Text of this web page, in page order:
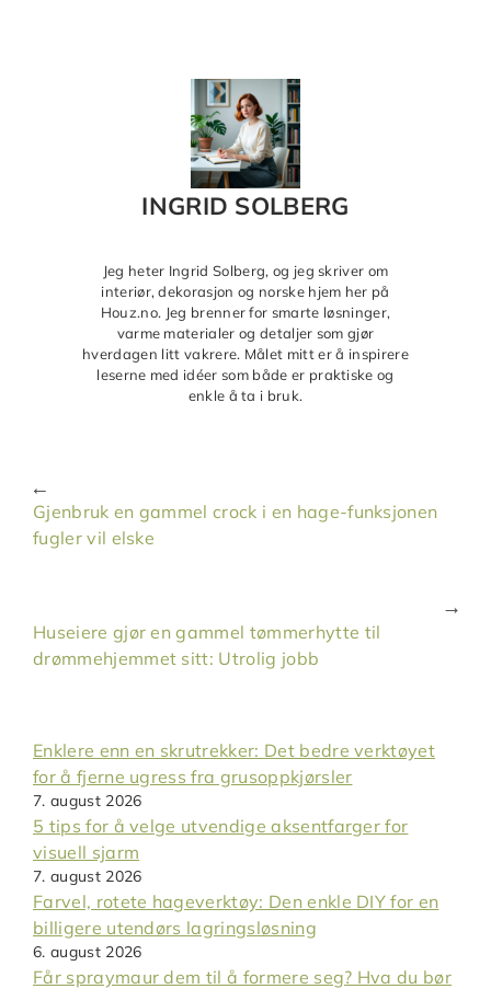
INGRID SOLBERG
Jeg heter Ingrid Solberg, og jeg skriver om
interiør, dekorasjon og norske hjem her på
Houz.no. Jeg brenner for smarte løsninger,
varme materialer og detaljer som gjør
hverdagen litt vakrere. Målet mitt er å inspirere
leserne med idéer som både er praktiske og
enkle å ta i bruk.
Gjenbruk en gammel crock i en hage-funksjonen
fugler vil elske
Huseiere gjør en gammel tømmerhytte til
drømmehjemmet sitt: Utrolig jobb
Enklere enn en skrutrekker: Det bedre verktøyet
for å fjerne ugress fra grusoppkjørsler
7. august 2026
5 tips for å velge utvendige aksentfarger for
visuell sjarm
7. august 2026
Farvel, rotete hageverktøy: Den enkle DIY for en
billigere utendørs lagringsløsning
6. august 2026
Får spraymaur dem til å formere seg? Hva du bør